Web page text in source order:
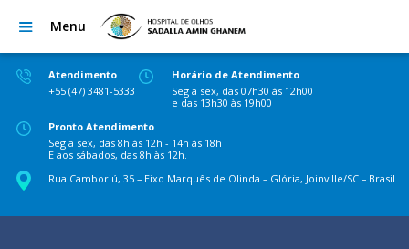
Menu
Atendimento
+55 (47) 3481-5333
Horário de Atendimento
Seg a sex, das 07h30 às 12h00
e das 13h30 às 19h00
Pronto Atendimento
Seg a sex, das 8h às 12h - 14h às 18h
E aos sábados, das 8h às 12h.
Rua Camboriú, 35 – Eixo Marquês de Olinda – Glória, Joinville/SC – Brasil